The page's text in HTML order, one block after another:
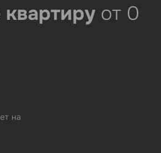
от 0
на